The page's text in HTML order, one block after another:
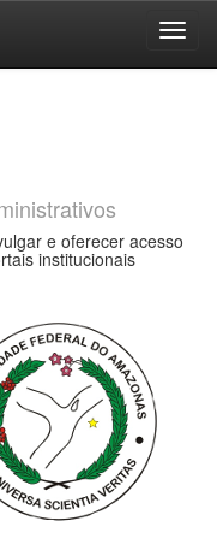
e oferecer acesso
institucionais